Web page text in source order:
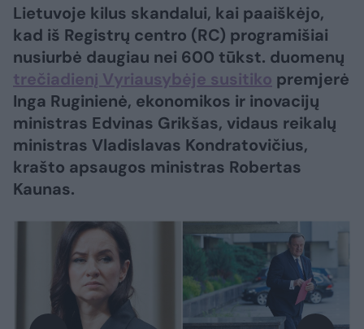
Lietuvoje kilus skandalui, kai paaiškėjo,
kad iš Registrų centro (RC) programišiai
nusiurbė daugiau nei 600 tūkst. duomenų
trečiadienį Vyriausybėje susitiko premjerė
Inga Ruginienė, ekonomikos ir inovacijų
ministras Edvinas Grikšas, vidaus reikalų
ministras Vladislavas Kondratovičius,
krašto apsaugos ministras Robertas
Kaunas.